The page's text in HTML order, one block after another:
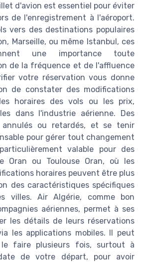
d'avion est essentiel pour éviter
de l'enregistrement à l'aéroport.
vers des destinations populaires
Marseille, ou même Istanbul, ces
une importance toute
de la fréquence et de l'affluence
votre réservation vous donne
de constater des modifications
horaires des vols ou les prix,
dans l'industrie aérienne. Des
ou retardés, et se tenir
pour gérer tout changement
valable pour des
Oran ou Toulouse Oran, où les
horaires peuvent être plus
des caractéristiques spécifiques
villes. Air Algérie, comme bon
aériennes, permet à ses
les détails de leurs réservations
les applications mobiles. Il peut
faire plusieurs fois, surtout à
de votre départ, pour avoir